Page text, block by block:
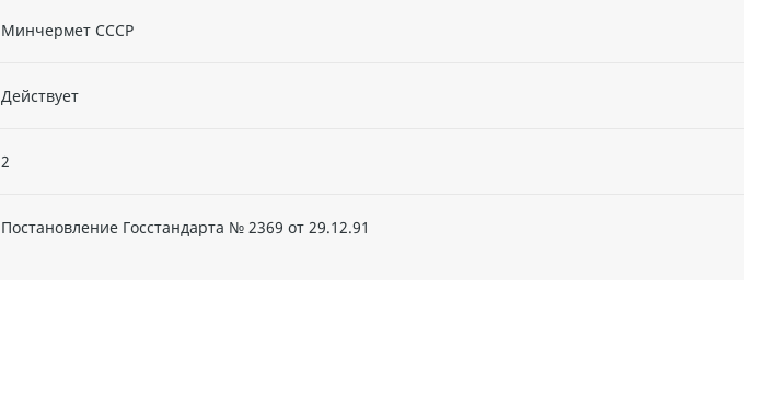
Минчермет СССР
Действует
2
Постановление Госстандарта № 2369 от 29.12.91